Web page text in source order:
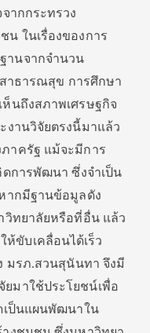
ากกระทรวง
ในเรื่องของการ
านจากจำนวน
สาธารณสุข การศึกษา
นถึงสภาพเศรษฐกิจ
งานวิจัยตรงนี้มาแล้ว
าครัฐ แม้จะมีการ
ดการพัฒนา ซึ่งจำเป็น
ากมีฐานข้อมูลดัง
วิทยาลัยหรือที่อื่น แล้ว
ขับเคลื่อนได้เร็ว
มรภ.สวนสุนันทา จึงมี
มาใช้ประโยชน์เพื่อ
เป็นแผนพัฒนาใน